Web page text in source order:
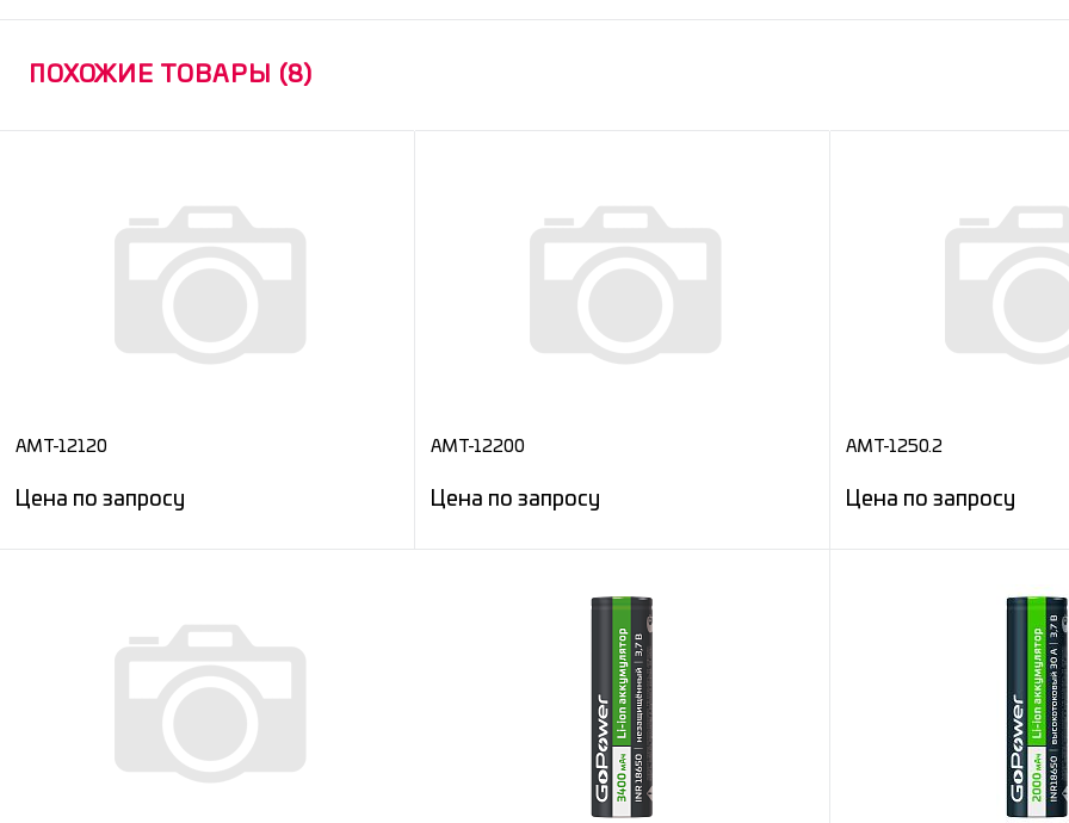
ПОХОЖИЕ ТОВАРЫ (8)
AMT-12120
Цена по запросу
В избранное Под заказ
AMT-12200
Цена по запросу
Запросить цену
AMT-1250.2
Цена по запросу